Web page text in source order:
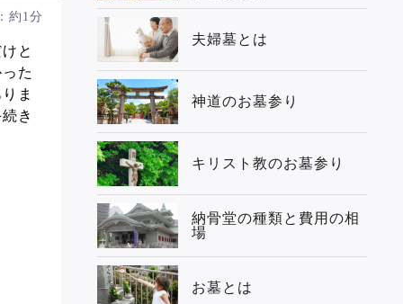
約1分
と
た
ま
き
夫婦墓とは
神道のお墓参り
キリスト教のお墓参り
納骨堂の種類と費用の相
場
お墓とは